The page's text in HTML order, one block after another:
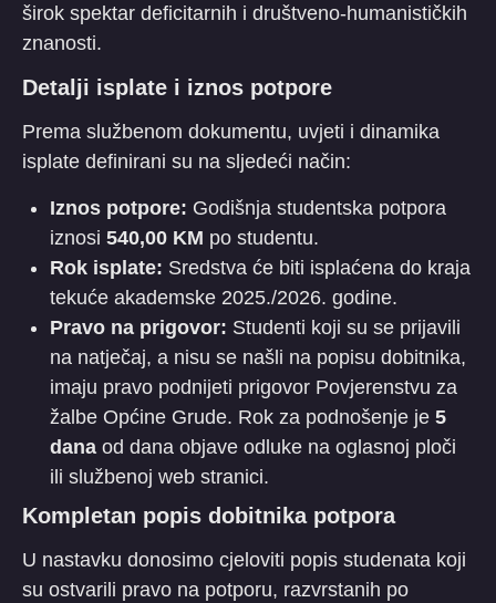
širok spektar deficitarnih i društveno-humanističkih
znanosti.
​Detalji isplate i iznos potpore
​Prema službenom dokumentu, uvjeti i dinamika
isplate definirani su na sljedeći način:
Iznos potpore: Godišnja studentska potpora
iznosi 540,00 KM po studentu.
Rok isplate: Sredstva će biti isplaćena do kraja
tekuće akademske 2025./2026. godine.
Pravo na prigovor: Studenti koji su se prijavili
na natječaj, a nisu se našli na popisu dobitnika,
imaju pravo podnijeti prigovor Povjerenstvu za
žalbe Općine Grude. Rok za podnošenje je 5
dana od dana objave odluke na oglasnoj ploči
ili službenoj web stranici.
​Kompletan popis dobitnika potpora
​U nastavku donosimo cjeloviti popis studenata koji
su ostvarili pravo na potporu, razvrstanih po